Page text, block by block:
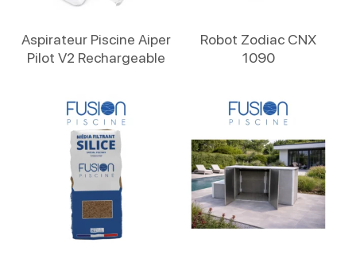
Aspirateur Piscine Aiper
Pilot V2 Rechargeable
Robot Zodiac CNX
1090